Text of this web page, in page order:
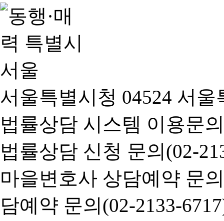
서울특별시청 04524 서
법률상담 시스템 이용문
법률상담 신청 문의(02-
마을변호사 상담예약 문
담예약 문의(02-2133-